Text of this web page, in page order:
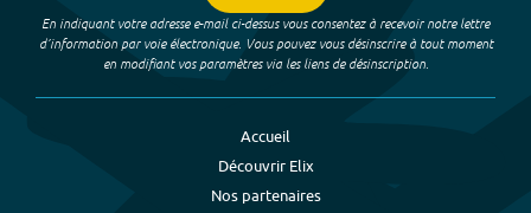
En indiquant votre adresse e-mail ci-dessus vous consentez à recevoir notre lettre
d’information par voie électronique. Vous pouvez vous désinscrire à tout moment
en modifiant vos paramètres via les liens de désinscription.
Accueil
Découvrir Elix
Nos partenaires